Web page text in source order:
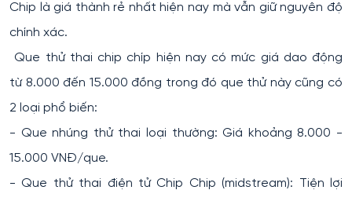
Chip là giá thành rẻ nhất hiện nay mà vẫn giữ nguyên độ
chính xác.
Que thử thai chip chíp hiện nay có mức giá dao động
từ 8.000 đến 15.000 đồng trong đó que thử này cũng có
2 loại phổ biến:
- Que nhúng thử thai loại thường: Giá khoảng 8.000 -
15.000 VNĐ/que.
- Que thử thai điện tử Chip Chip (midstream): Tiện lợi